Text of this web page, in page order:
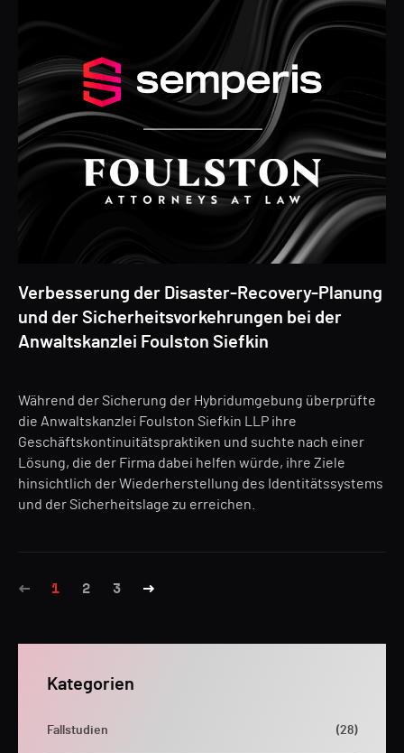
Kategorien
Fallstudien (28)
Verbesserung der Disaster-Recovery-Planung
und der Sicherheitsvorkehrungen bei der
Anwaltskanzlei Foulston Siefkin
Während der Sicherung der Hybridumgebung überprüfte
die Anwaltskanzlei Foulston Siefkin LLP ihre
Geschäftskontinuitätspraktiken und suchte nach einer
Lösung, die der Firma dabei helfen würde, ihre Ziele
hinsichtlich der Wiederherstellung des Identitätssystems
und der Sicherheitslage zu erreichen.
1 2 3